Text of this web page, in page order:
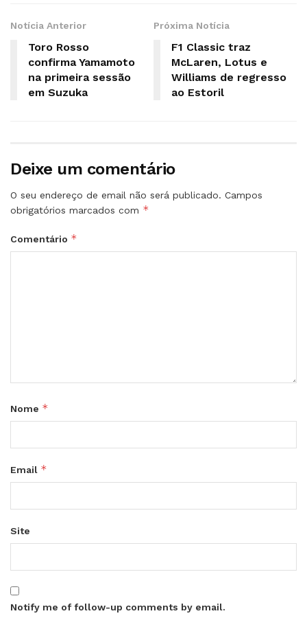
Notícia Anterior
Toro Rosso
confirma Yamamoto
na primeira sessão
em Suzuka
Próxima Notícia
F1 Classic traz
McLaren, Lotus e
Williams de regresso
ao Estoril
Deixe um comentário
O seu endereço de email não será publicado. Campos
obrigatórios marcados com *
Comentário *
Nome *
Email *
Site
Notify me of follow-up comments by email.